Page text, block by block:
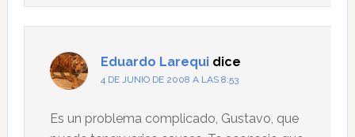
Eduardo Larequi dice
4 DE JUNIO DE 2008 A LAS 8:53
Es un problema complicado, Gustavo, que